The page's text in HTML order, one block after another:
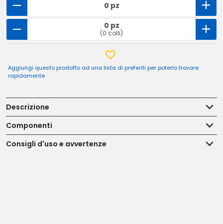
0 pz
0 pz
(0 colli)
Aggiungi questo prodotto ad una lista di preferiti per poterlo trovare
rapidamente
Descrizione
Componenti
Consigli d'uso e avvertenze